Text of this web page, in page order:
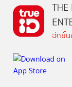
THE
อีกขั้น